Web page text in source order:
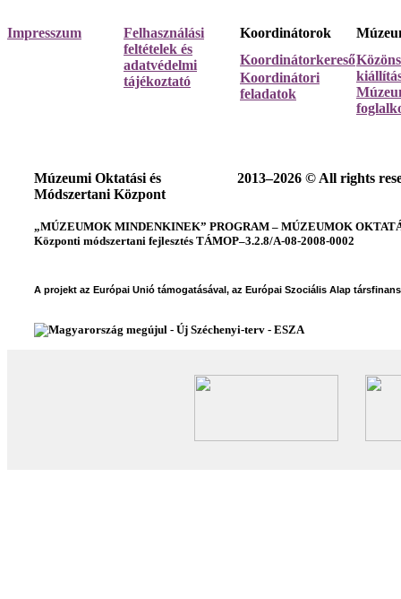
Impresszum
Felhasználási
feltételek és
adatvédelmi
tájékoztató
Koordinátorok
Koordinátorkereső
Koordinátori
feladatok
Múzeumi Oktatási és
Módszertani Központ
2013–2026 © All rights
„MÚZEUMOK MINDENKINEK” PROGRAM – MÚZEUMOK
Központi módszertani fejlesztés TÁMOP–3.2.8/A-08-2008-0002
A projekt az Európai Unió támogatásával, az Európai Szociális Alap